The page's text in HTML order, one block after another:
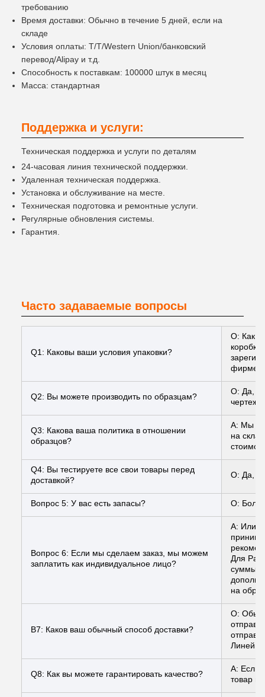
требованию
Время доставки: Обычно в течение 5 дней, если на
складе
Условия оплаты: T/T/Western Union/банковский
перевод/Alipay и т.д.
Способность к поставкам: 100000 штук в месяц
Масса: стандартная
Поддержка и услуги:
Техническая поддержка и услуги по деталям
24-часовая линия технической поддержки.
Удаленная техническая поддержка.
Установка и обслуживание на месте.
Техническая подготовка и ремонтные услуги.
Регулярные обновления системы.
Гарантия.
Часто задаваемые вопросы
Q1: Каковы ваши условия упаковки?
О: Как
коробки
Q2: Вы можете производить по образцам?
О: Да,
Q3: Какова ваша политика в отношении
образцов?
A: Мы
на
Q4: Вы тестируете все свои товары перед
доставкой?
О: Да, у
Вопрос 5: У вас есть запасы? О:
Вопрос 6: Если мы сделаем заказ, мы можем
заплатить как индивидуальное лицо?
A: Или
Для
суммы,
на
В7: Каков ваш обычный способ доставки?
О:
Q8: Как вы можете гарантировать качество?
A: Если
товар